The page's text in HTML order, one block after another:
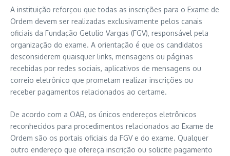
A instituição reforçou que todas as inscrições para o Exame de
Ordem devem ser realizadas exclusivamente pelos canais
oficiais da Fundação Getulio Vargas (FGV), responsável pela
organização do exame. A orientação é que os candidatos
desconsiderem quaisquer links, mensagens ou páginas
recebidas por redes sociais, aplicativos de mensagens ou
correio eletrônico que prometam realizar inscrições ou
receber pagamentos relacionados ao certame.
De acordo com a OAB, os únicos endereços eletrônicos
reconhecidos para procedimentos relacionados ao Exame de
Ordem são os portais oficiais da FGV e do exame. Qualquer
outro endereço que ofereça inscrição ou solicite pagamento